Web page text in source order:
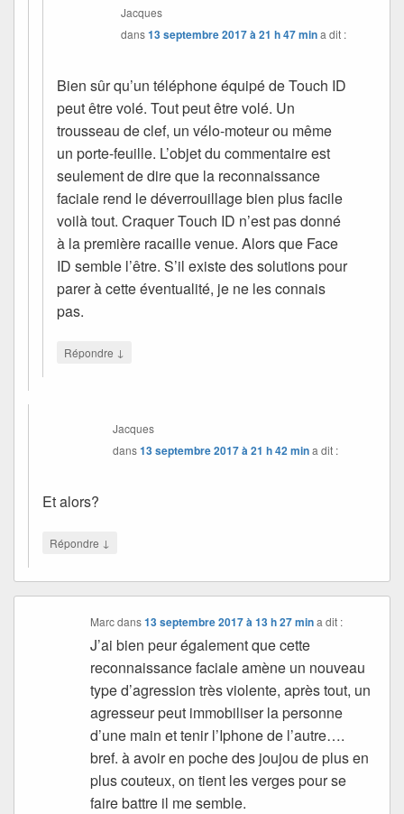
Jacques
dans13 septembre 2017 à 21 h 47 mina dit :
Bien sûr qu’un téléphone équipé de Touch ID
peut être volé. Tout peut être volé. Un
trousseau de clef, un vélo-moteur ou même
un porte-feuille. L’objet du commentaire est
seulement de dire que la reconnaissance
faciale rend le déverrouillage bien plus facile
voilà tout. Craquer Touch ID n’est pas donné
à la première racaille venue. Alors que Face
ID semble l’être. S’il existe des solutions pour
parer à cette éventualité, je ne les connais
pas.
Répondre ↓
Jacques
dans13 septembre 2017 à 21 h 42 mina dit :
Et alors?
Répondre ↓
Marcdans13 septembre 2017 à 13 h 27 min a dit :
J’ai bien peur également que cette
reconnaissance faciale amène un nouveau
type d’agression très violente, après tout, un
agresseur peut immobiliser la personne
d’une main et tenir l’Iphone de l’autre….
bref. à avoir en poche des joujou de plus en
plus couteux, on tient les verges pour se
faire battre il me semble.